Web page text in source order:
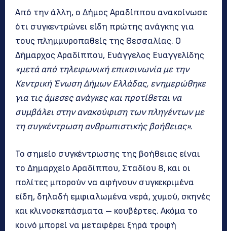
Από την άλλη, ο Δήμος Αραδίππου ανακοίνωσε
ότι συγκεντρώνει είδη πρώτης ανάγκης για
τους πλημμυροπαθείς της Θεσσαλίας. Ο
Δήμαρχος Αραδίππου, Ευάγγελος Ευαγγελίδης
«μετά από τηλεφωνική επικοινωνία με την
Κεντρική Ένωση Δήμων Ελλάδας, ενημερώθηκε
για τις άμεσες ανάγκες και προτίθεται να
συμβάλει στην ανακούφιση των πληγέντων με
τη συγκέντρωση ανθρωπιστικής βοήθειας».
Το σημείο συγκέντρωσης της βοήθειας είναι
το Δημαρχείο Αραδίππου, Σταδίου 8, και οι
πολίτες μπορούν να αφήνουν συγκεκριμένα
είδη, δηλαδή εμφιαλωμένα νερά, χυμού, σκηνές
και κλινοσκεπάσματα – κουβέρτες. Ακόμα το
κοινό μπορεί να μεταφέρει ξηρά τροφή